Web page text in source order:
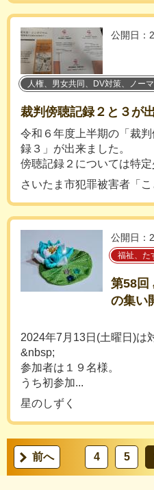
公開日：
人権、男女共同、DV対策、ノー
裁判傍聴記録２と３が
令和６年度上半期の「裁
録３」が出来ました。
傍聴記録２については特定
さいたま市犯罪被害者「
公開日：
福祉、た
第58回
の集い
2024年7月13日(土曜日)は
&nbsp;
参加者は１９名様。
うち初参加...
星のしずく
前へ 4 5